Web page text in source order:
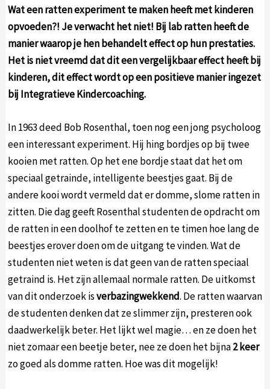
Wat een ratten experiment te maken heeft met kinderen
opvoeden?! Je verwacht het niet! Bij lab rattenheeft de
manier waarop je hen behandelt effect op hun prestaties.
Het is niet vreemd dat dit een vergelijkbaar effect heeft bij
kinderen, dit effect wordt op een positieve manier ingezet
bij Integratieve Kindercoaching.
In 1963 deed Bob Rosenthal, toen nog een jong psycholoog
een interessant experiment. Hij hing bordjes op bij twee
kooien met ratten. Op het ene bordje staat dat het om
speciaal getrainde, intelligente beestjes gaat. Bij de
andere kooi wordt vermeld dat er domme, slome ratten in
zitten. Die dag geeft Rosenthal studenten de opdracht om
de ratten in een doolhof te zetten en te timen hoe lang de
beestjes erover doen om de uitgang te vinden. Wat de
studenten niet weten is dat geen van de ratten speciaal
getraind is. Het zijn allemaal normale ratten. De uitkomst
van dit onderzoek isverbazingwekkend. De ratten waarvan
de studenten denken dat ze slimmer zijn, presteren ook
daadwerkelijk beter. Het lijkt wel magie… en ze doen het
niet zomaar een beetje beter, nee ze doen het bijna2 keer
zo goed als domme ratten. Hoe was dit mogelijk!